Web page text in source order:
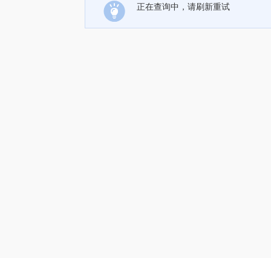
正在查询中，请刷新重试